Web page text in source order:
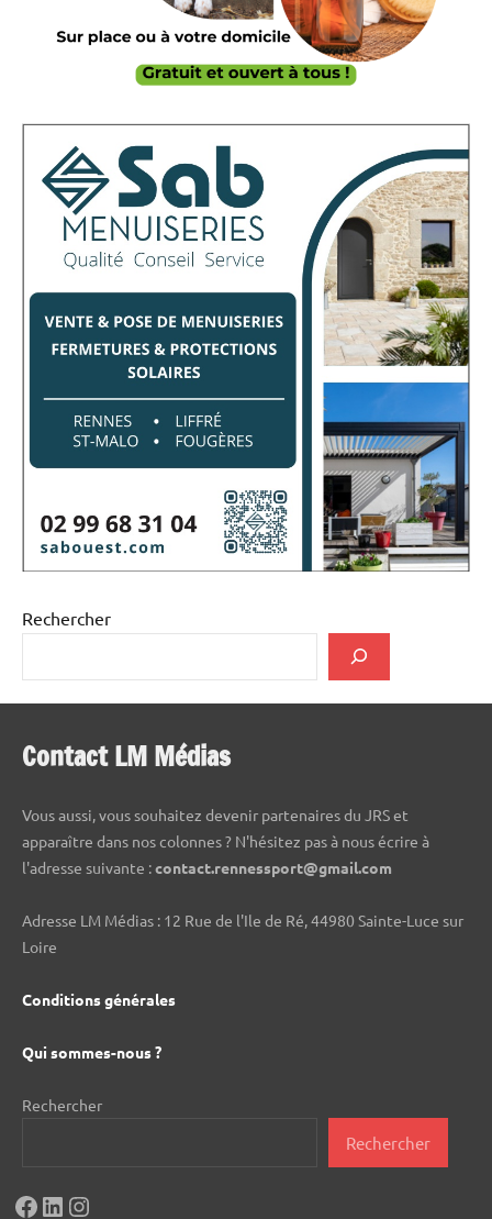
Rechercher
Contact LM Médias
Vous aussi, vous souhaitez devenir partenaires du JRS et
apparaître dans nos colonnes ? N'hésitez pas à nous écrire à
l'adresse suivante :contact.rennessport@gmail.com
Adresse LM Médias : 12 Rue de l'Ile de Ré, 44980 Sainte-Luce sur
Loire
Conditions générales
Qui sommes-nous ?
Rechercher
Rechercher
Facebook
LinkedIn
Instagram